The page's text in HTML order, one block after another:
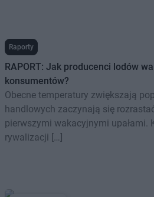
Raporty
RAPORT: Jak producenci lodów
konsumentów?
Obecne temperatury zwiększają
handlowych zaczynają się
pierwszymi wakacyjnymi upałami.
rywalizacji […]